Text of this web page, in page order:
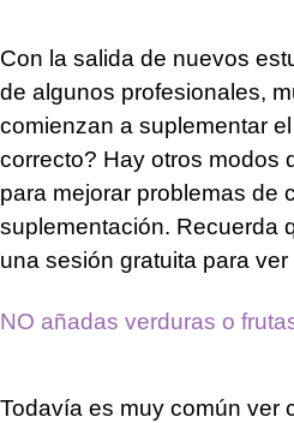
Con la salida de nuevos
de algunos profesionales,
comienzan a suplementar
correcto? Hay otros modos
para mejorar problemas de
suplementación. Recuerda
una sesión gratuita para
NO añadas verduras o
Todavía es muy común ver